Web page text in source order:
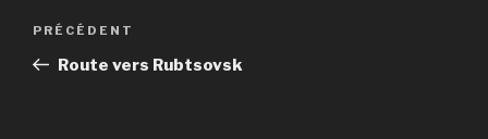
Navigation
l’article
Article
précédent
PRÉCÉDENT
Route vers Rubtsovsk